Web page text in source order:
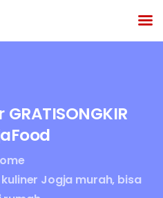
GRATISONGKIR
Jogja murah, bisa